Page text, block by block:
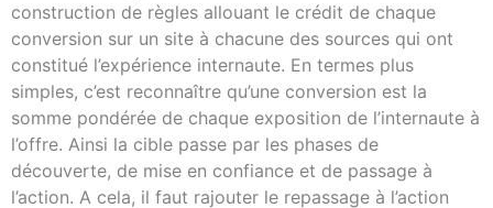
construction de règles allouant le crédit de chaque
conversion sur un site à chacune des sources qui ont
constitué l’expérience internaute. En termes plus
simples, c’est reconnaître qu’une conversion est la
somme pondérée de chaque exposition de l’internaute à
l’offre. Ainsi la cible passe par les phases de
découverte, de mise en confiance et de passage à
l’action. A cela, il faut rajouter le repassage à l’action